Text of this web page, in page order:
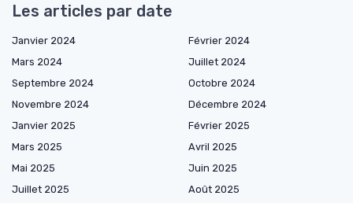
Les articles par date
Janvier 2024
Février 2024
Mars 2024
Juillet 2024
Septembre 2024
Octobre 2024
Novembre 2024
Décembre 2024
Janvier 2025
Février 2025
Mars 2025
Avril 2025
Mai 2025
Juin 2025
Juillet 2025
Août 2025